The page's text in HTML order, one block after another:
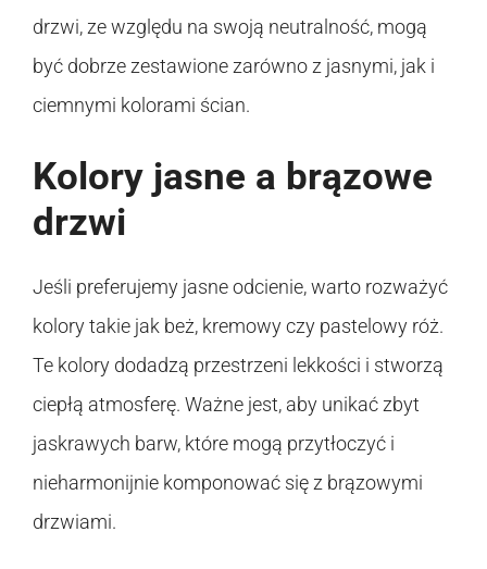
drzwi, ze względu na swoją neutralność, mogą
być dobrze zestawione zarówno z jasnymi, jak i
ciemnymi kolorami ścian.
Kolory jasne a brązowe
drzwi
Jeśli preferujemy jasne odcienie, warto rozważyć
kolory takie jak beż, kremowy czy pastelowy róż.
Te kolory dodadzą przestrzeni lekkości i stworzą
ciepłą atmosferę. Ważne jest, aby unikać zbyt
jaskrawych barw, które mogą przytłoczyć i
nieharmonijnie komponować się z brązowymi
drzwiami.